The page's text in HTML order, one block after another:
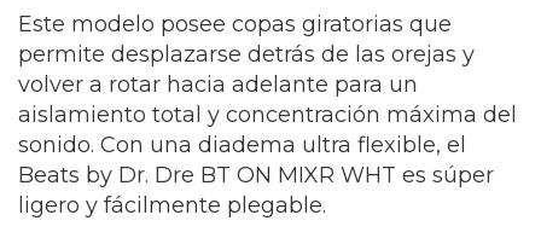
Este modelo posee copas giratorias que
permite desplazarse detrás de las orejas y
volver a rotar hacia adelante para un
aislamiento total y concentración máxima del
sonido. Con una diadema ultra flexible, el
Beats by Dr. Dre BT ON MIXR WHT es súper
ligero y fácilmente plegable.